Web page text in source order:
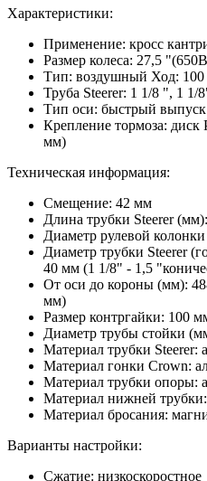
Характеристики:
Применение: кросс
Размер колеса: 27,5
Тип: воздушный Ход:
Труба Steerer: 1 1/8 ", 1 1/
Тип оси: быстрый
Крепление тормоза: диск
мм)
Техническая информация:
Смещение: 42 мм
Длина трубки Steerer
Диаметр рулевой
Диаметр трубки Steerer
40 мм (1 1/8" - 1,5
От оси до короны (мм):
мм)
Размер контргайки: 100
Диаметр трубы стойки
Материал трубки Steerer:
Материал гонки Crown:
Материал трубки опоры:
Материал нижней
Материал бросания:
Варианты настройки:
Сжатие: низкоскоростное